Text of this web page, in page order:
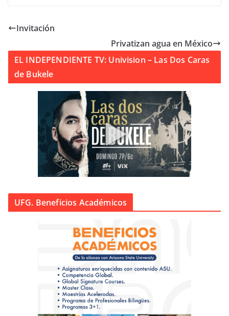
Invitación
Privatizan agua en México
EL INDEPENDIENTE TV: Univision – Las Dos Caras
de Bukele
UFG. Beneficios Académicos